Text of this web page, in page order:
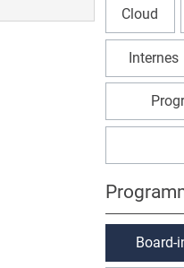
Cloud
Internes
Board-